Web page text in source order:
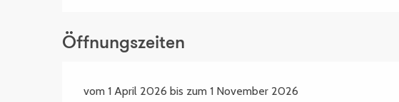
Öffnungszeiten
vom 1 April 2026 bis zum 1 November 2026